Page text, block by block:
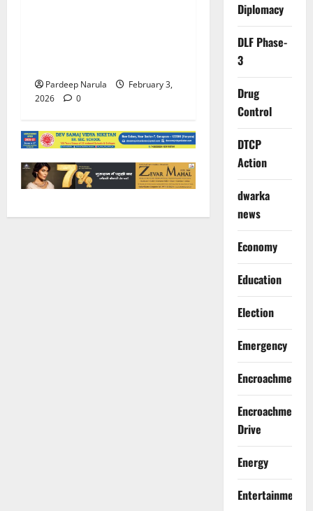
Pardeep Narula
February 3,
2026
0
Diplomacy
DLF Phase-
3
Drug
Control
DTCP
Action
dwarka
news
Economy
Education
Election
Emergency
Encroachment
Encroachment
Drive
Energy
Entertainment